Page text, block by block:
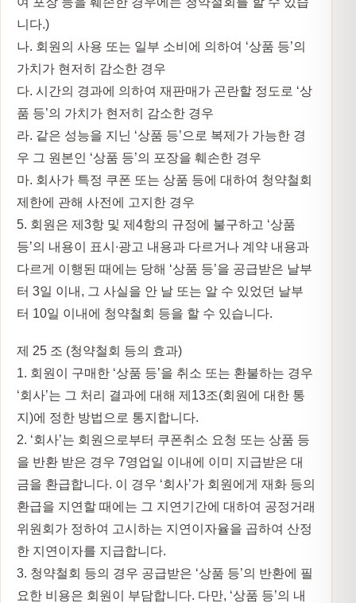
니다.)
나. 회원의 사용 또는 일부 소비에 의하여 ‘상품 등’의
가치가 현저히 감소한 경우
다. 시간의 경과에 의하여 재판매가 곤란할 정도로 ‘상
품 등’의 가치가 현저히 감소한 경우
라. 같은 성능을 지닌 ‘상품 등’으로 복제가 가능한 경
우 그 원본인 ‘상품 등’의 포장을 훼손한 경우
마. 회사가 특정 쿠폰 또는 상품 등에 대하여 청약철회
제한에 관해 사전에 고지한 경우
5. 회원은 제3항 및 제4항의 규정에 불구하고 ‘상품
등’의 내용이 표시∙광고 내용과 다르거나 계약 내용과
다르게 이행된 때에는 당해 ‘상품 등’을 공급받은 날부
터 3일 이내, 그 사실을 안 날 또는 알 수 있었던 날부
터 10일 이내에 청약철회 등을 할 수 있습니다.
제 25 조 (청약철회 등의 효과)
1. 회원이 구매한 ‘상품 등’을 취소 또는 환불하는 경우
‘회사’는 그 처리 결과에 대해 제13조(회원에 대한 통
지)에 정한 방법으로 통지합니다.
2. ‘회사’는 회원으로부터 쿠폰취소 요청 또는 상품 등
을 반환 받은 경우 7영업일 이내에 이미 지급받은 대
금을 환급합니다. 이 경우 ‘회사’가 회원에게 재화 등의
환급을 지연할 때에는 그 지연기간에 대하여 공정거래
위원회가 정하여 고시하는 지연이자율을 곱하여 산정
한 지연이자를 지급합니다.
3. 청약철회 등의 경우 공급받은 ‘상품 등’의 반환에 필
요한 비용은 회원이 부담합니다. 다만, ‘상품 등’의 내